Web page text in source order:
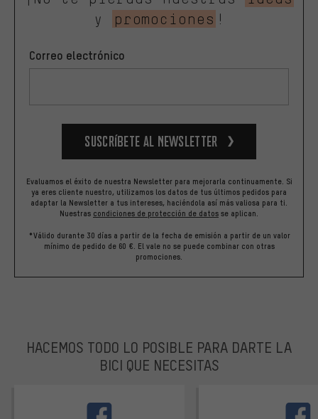
y
promociones !
Correo electrónico
Suscríbete al newsletter
Evaluamos el éxito de nuestra Newsletter para mejorarla continuamente. Si
ya eres cliente nuestro, utilizamos los datos de tus últimos pedidos para
adaptar la Newsletter a tus intereses, haciéndola así más valiosa para ti.
Nuestras condiciones de protección de datos se aplican.
*Válido durante 30 días a partir de la fecha de emisión a partir de un valor
mínimo de pedido de 60 €. El vale no se puede combinar con otras
promociones.
HACEMOS TODO LO POSIBLE PARA DARTE LA
BICI QUE NECESITAS